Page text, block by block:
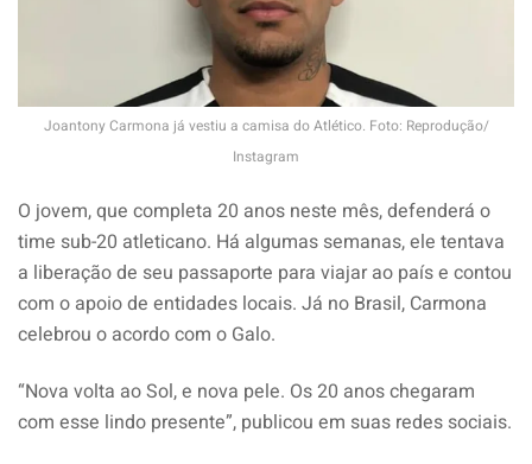
Joantony Carmona já vestiu a camisa do Atlético. Foto: Reprodução/
Instagram
O jovem, que completa 20 anos neste mês, defenderá o
time sub-20 atleticano. Há algumas semanas, ele tentava
a liberação de seu passaporte para viajar ao país e contou
com o apoio de entidades locais. Já no Brasil, Carmona
celebrou o acordo com o Galo.
“Nova volta ao Sol, e nova pele. Os 20 anos chegaram
com esse lindo presente”, publicou em suas redes sociais.